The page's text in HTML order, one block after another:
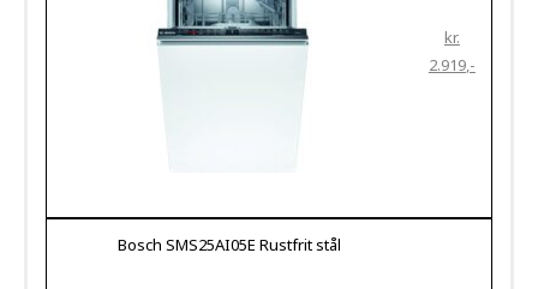
kr.
2.919
Bosch SMS25AI05E Rustfrit stål